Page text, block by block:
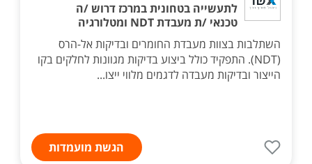
לתעשייה בטחונית במרכז דרוש /ה
טכנאי /ת מעבדת NDT ומטלורגיה
השתלבות בצוות מעבדת החומרים ובדיקות אל-הרס
(NDT). התפקיד כולל ביצוע בדיקות מגוונות לחלקים בקו
הייצור ובדיקות מעבדה לדגמים מלווי ייצו...
הגשת מועמדות